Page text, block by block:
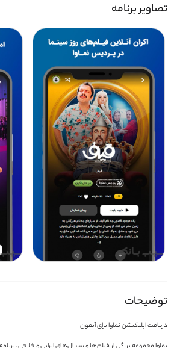
تصاویر برنامه
توضیحات
دریافت اپلیکیشن نماوا برای آیفون